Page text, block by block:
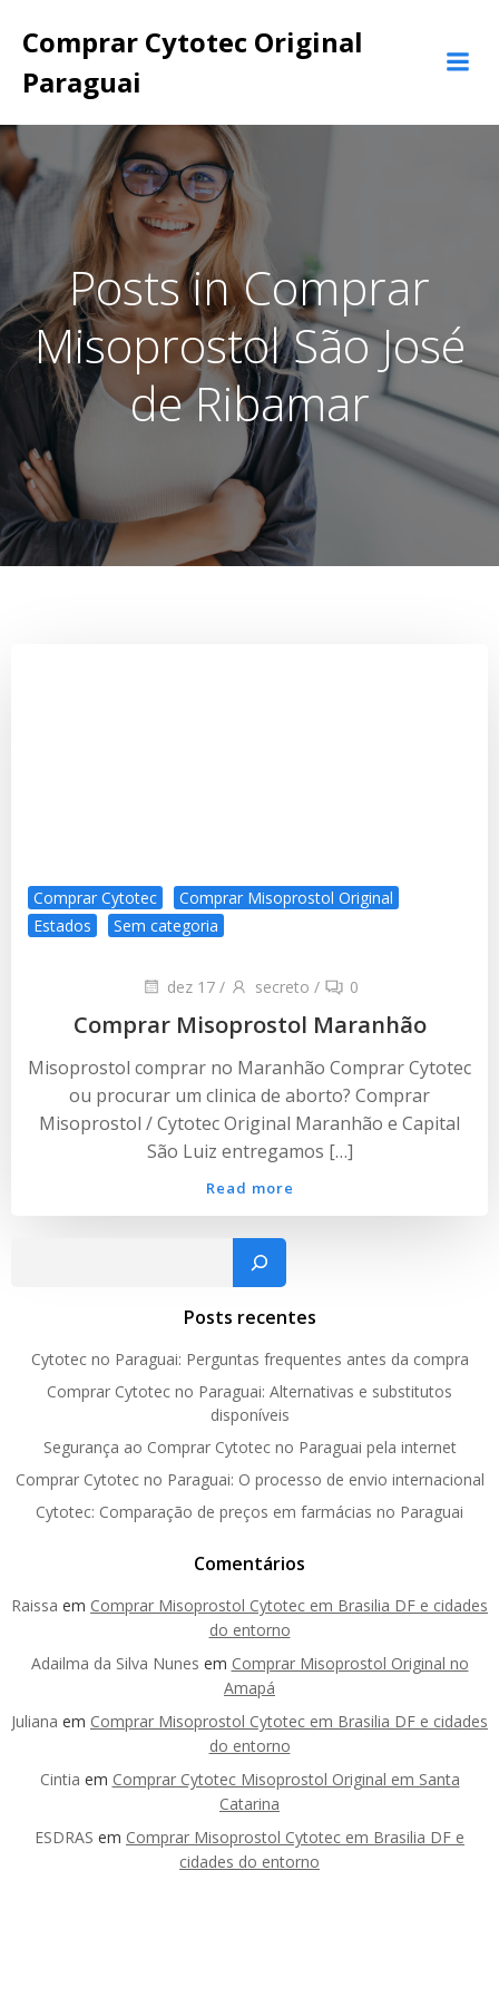
para
Comprar Cytotec Original
Paraguai
Posts in Comprar
Misoprostol São José
de Ribamar
Comprar Cytotec
Comprar Misoprostol Original
Estados
Sem categoria
dez 17 / secreto / 0
Comprar Misoprostol Maranhão
Misoprostol comprar no Maranhão Comprar Cytotec
ou procurar um clinica de aborto? Comprar
Misoprostol / Cytotec Original Maranhão e Capital
São Luiz entregamos […]
Read more
Pesquisar
Posts recentes
Cytotec no Paraguai: Perguntas frequentes antes da compra
Comprar Cytotec no Paraguai: Alternativas e substitutos
disponíveis
Segurança ao Comprar Cytotec no Paraguai pela internet
Comprar Cytotec no Paraguai: O processo de envio internacional
Cytotec: Comparação de preços em farmácias no Paraguai
Comentários
Raissa em Comprar Misoprostol Cytotec em Brasilia DF e cidades
do entorno
Adailma da Silva Nunes em Comprar Misoprostol Original no
Amapá
Juliana em Comprar Misoprostol Cytotec em Brasilia DF e cidades
do entorno
Cintia em Comprar Cytotec Misoprostol Original em Santa
Catarina
ESDRAS em Comprar Misoprostol Cytotec em Brasilia DF e
cidades do entorno